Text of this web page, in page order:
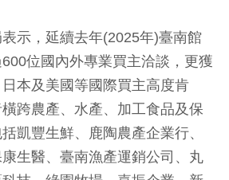
示，延續去年(2025年)臺南館
位國內外專業買主洽談，更獲
本及美國等國際買主高度肯
跨農產、水產、加工食品及保
凱豐生鮮、鹿陶農產企業行、
生醫、臺南漁產運銷公司、丸